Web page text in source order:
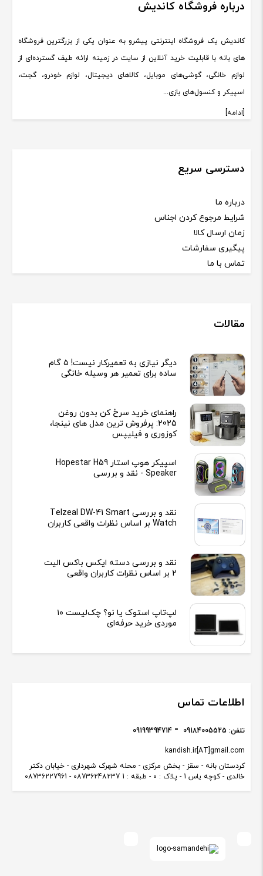
درباره فروشگاه کاندیش
کاندیش یک فروشگاه اینترنتی پیشرو به عنوان یکی از بزرگترین فروشگاه
های بانه با قابلیت خرید آنلاین از سایت در زمینه ارائه طیف گسترده‌ای از
لوازم خانگی، گوشی‌های موبایل، کالاهای دیجیتال، لوازم خودرو، گجت،
اسپیکر و کنسول‌های بازی...
[ادامه]
دسترسی سریع
درباره ما
شرایط مرجوع کردن اجناس
زمان ارسال کالا
پیگیری سفارشات
تماس با ما
مقالات
دیگر نیازی به تعمیرکار نیست! ۵ گام
ساده برای تعمیر هر وسیله خانگی
راهنمای خرید سرخ کن بدون روغن
2025: پرفروش ترین مدل های نینجا،
کوزوری و فیلیپس
اسپیکر هوپ استار Hopestar H59
Speaker - نقد و بررسی
نقد و بررسی Telzeal DW-41 Smart
Watch بر اساس نظرات واقعی کاربران
نقد و بررسی دسته ایکس باکس الیت
2 بر اساس نظرات کاربران واقعی
لپ‌تاپ استوک یا نو؟ چک‌لیست ۱۰
موردی خرید حرفه‌ای
اطلاعات تماس
کردستان بانه - سقز - بخش مرکزی - محله شهرک شهرداری - خیابان دکتر
خالدی - کوچه یاس 1 - پلاک : 0 - طبقه : 1 08736248237 - 08736227961
kandish.ir[AT]gmail.com
تلفن: 09184005525
09199394714